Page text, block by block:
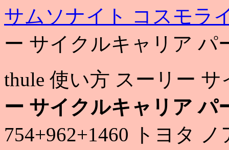
サムソナイト コスモラ
ー サイクルキャリア パ
thule 使い方 スーリー
ー サイクルキャリア パ
754+962+1460 トヨタ